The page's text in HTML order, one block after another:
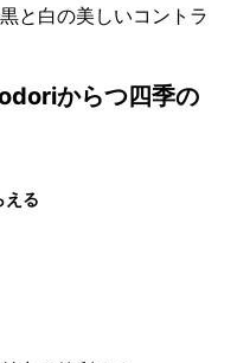
と白の美しいコントラ
からつ四季の
える